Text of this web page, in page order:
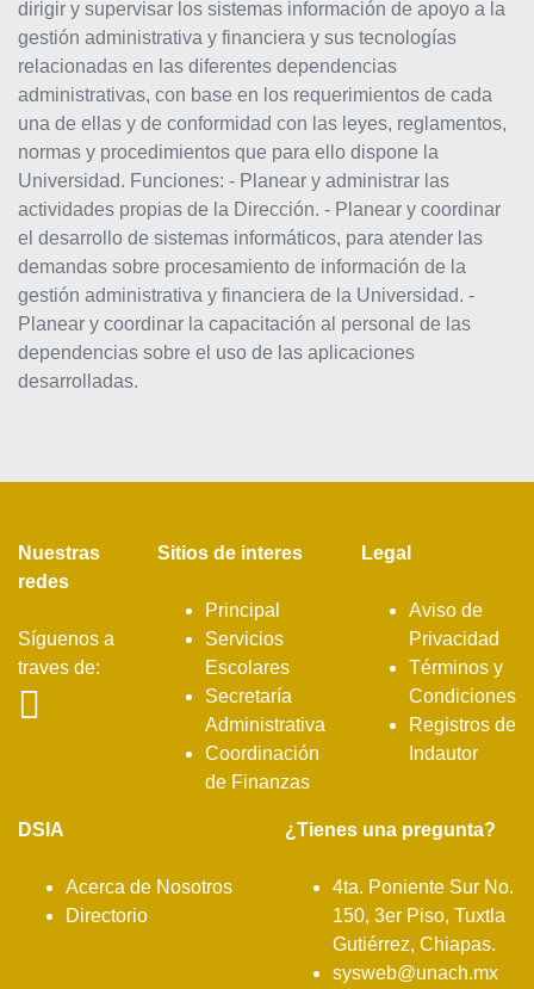
dirigir y supervisar los sistemas información de apoyo a la
gestión administrativa y financiera y sus tecnologías
relacionadas en las diferentes dependencias
administrativas, con base en los requerimientos de cada
una de ellas y de conformidad con las leyes, reglamentos,
normas y procedimientos que para ello dispone la
Universidad. Funciones: - Planear y administrar las
actividades propias de la Dirección. - Planear y coordinar
el desarrollo de sistemas informáticos, para atender las
demandas sobre procesamiento de información de la
gestión administrativa y financiera de la Universidad. -
Planear y coordinar la capacitación al personal de las
dependencias sobre el uso de las aplicaciones
desarrolladas.
Nuestras
redes
Síguenos a
traves de:
Sitios de interes
Principal
Servicios
Escolares
Secretaría
Administrativa
Coordinación
de Finanzas
Legal
Aviso de
Privacidad
Términos y
Condiciones
Registros de
Indautor
DSIA
Acerca de Nosotros
Directorio
¿Tienes una pregunta?
4ta. Poniente Sur No.
150, 3er Piso, Tuxtla
Gutiérrez, Chiapas.
sysweb@unach.mx